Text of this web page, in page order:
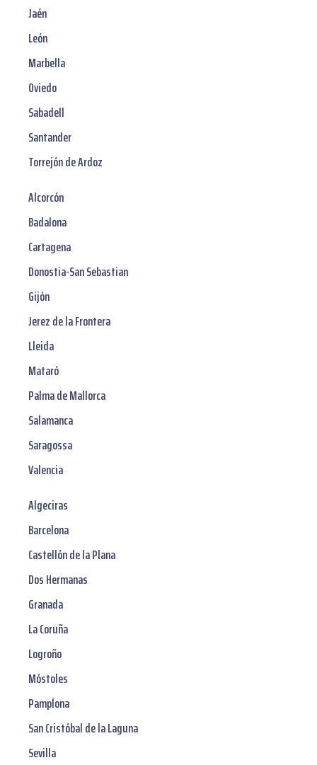
Jaén
León
Marbella
Oviedo
Sabadell
Santander
Torrejón de Ardoz
Alcorcón
Badalona
Cartagena
Donostia-San Sebastian
Gijón
Jerez de la Frontera
Lleida
Mataró
Palma de Mallorca
Salamanca
Saragossa
Valencia
Algeciras
Barcelona
Castellón de la Plana
Dos Hermanas
Granada
La Coruña
Logroño
Móstoles
Pamplona
San Cristóbal de la Laguna
Sevilla